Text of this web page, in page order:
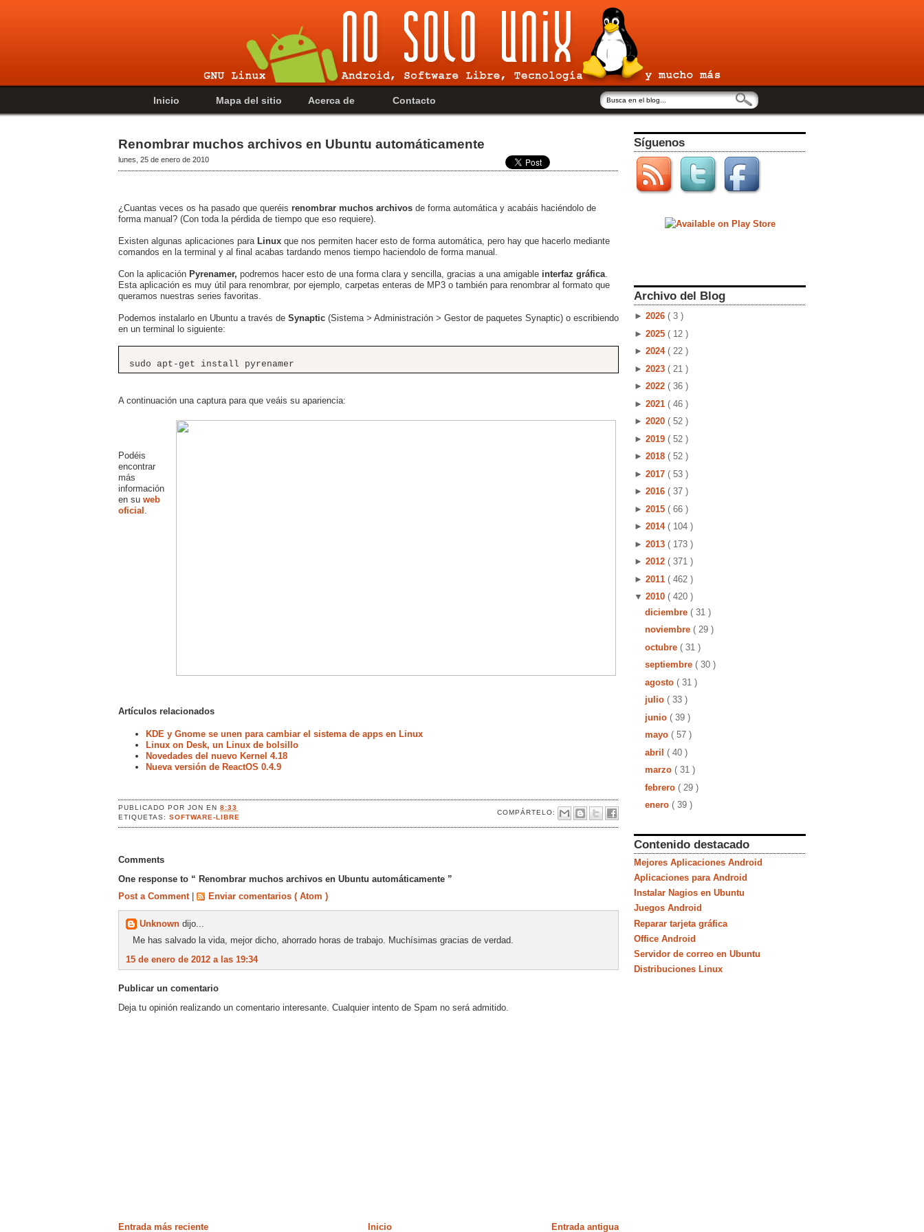
Inicio Mapa del sitio Acerca de Contacto
Renombrar muchos archivos en Ubuntu automáticamente
lunes, 25 de enero de 2010
¿Cuantas veces os ha pasado que queréis renombrar muchos archivos de forma automática y acabáis haciéndolo de
forma manual? (Con toda la pérdida de tiempo que eso requiere).
Existen algunas aplicaciones para Linux que nos permiten hacer esto de forma automática, pero hay que hacerlo mediante
comandos en la terminal y al final acabas tardando menos tiempo haciendolo de forma manual.
Con la aplicación Pyrenamer, podremos hacer esto de una forma clara y sencilla, gracias a una amigable interfaz gráfica
Esta aplicación es muy útil para renombrar, por ejemplo, carpetas enteras de MP3 o también para renombrar al formato que
queramos nuestras series favoritas.
Podemos instalarlo en Ubuntu a través de Synaptic (Sistema > Administración > Gestor de paquetes Synaptic) o escribiendo
en un terminal lo siguiente:
sudo apt-get install pyrenamer
A continuación una captura para que veáis su apariencia:
Podéis
encontrar
más
información
en su web
oficial
Artículos relacionados
KDE y Gnome se unen para cambiar el sistema de apps en Linux
Linux on Desk, un Linux de bolsillo
Novedades del nuevo Kernel 4.18
Nueva versión de ReactOS 0.4.9
PUBLICADO PORJONEN8:33
COMPÁRTELO:
ETIQUETAS:SOFTWARE-LIBRE
Comments
One response to “ Renombrar muchos archivos en Ubuntu automáticamente ”
Post a Comment
Enviar comentarios ( Atom )
Unknown dijo...
Me has salvado la vida, mejor dicho, ahorrado horas de trabajo. Muchísimas gracias de verdad.
15 de enero de 2012 a las 19:34
Publicar un comentario
Deja tu opinión realizando un comentario interesante. Cualquier intento de Spam no será admitido.
Entrada más reciente Entrada antigua
Inicio
Síguenos
Archivo del Blog
► 2026 ( 3 )
► 2025 ( 12 )
► 2024 ( 22 )
► 2023 ( 21 )
► 2022 ( 36 )
► 2021 ( 46 )
► 2020 ( 52 )
► 2019 ( 52 )
► 2018 ( 52 )
► 2017 ( 53 )
► 2016 ( 37 )
► 2015 ( 66 )
► 2014 ( 104 )
► 2013 ( 173 )
► 2012 ( 371 )
► 2011 ( 462 )
▼ 2010 ( 420 )
diciembre ( 31 )
noviembre ( 29 )
octubre ( 31 )
septiembre ( 30 )
agosto ( 31 )
julio ( 33 )
junio ( 39 )
mayo ( 57 )
abril ( 40 )
marzo ( 31 )
febrero ( 29 )
enero ( 39 )
Contenido destacado
Mejores Aplicaciones Android
Aplicaciones para Android
Instalar Nagios en Ubuntu
Juegos Android
Reparar tarjeta gráfica
Office Android
Servidor de correo en Ubuntu
Distribuciones Linux